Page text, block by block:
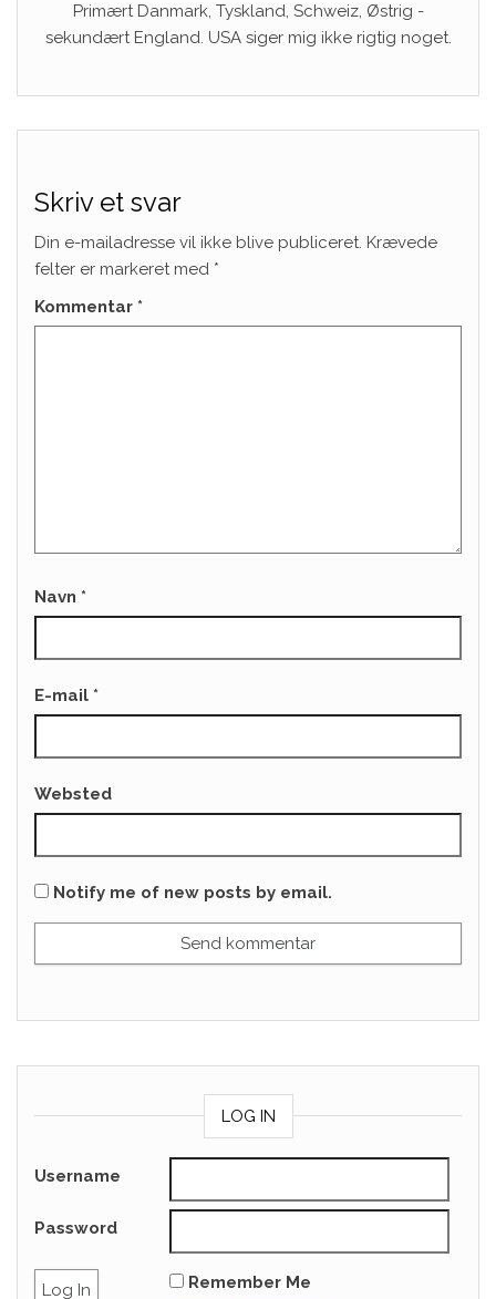
Primært Danmark, Tyskland, Schweiz, Østrig -
sekundært England. USA siger mig ikke rigtig noget.
Skriv et svar
Din e-mailadresse vil ikke blive publiceret. Krævede
felter er markeret med *
Kommentar *
Navn *
E-mail *
Websted
Notify me of new posts by email.
LOG IN
Username
Password
Remember Me